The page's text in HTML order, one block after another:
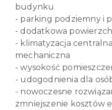
budynku
- parking podziemny i
- dodatkowa
- klimatyzacja
mechaniczna
- wysokość
- udogodnienia dla
- nowoczesne
zmniejszenie kosztów